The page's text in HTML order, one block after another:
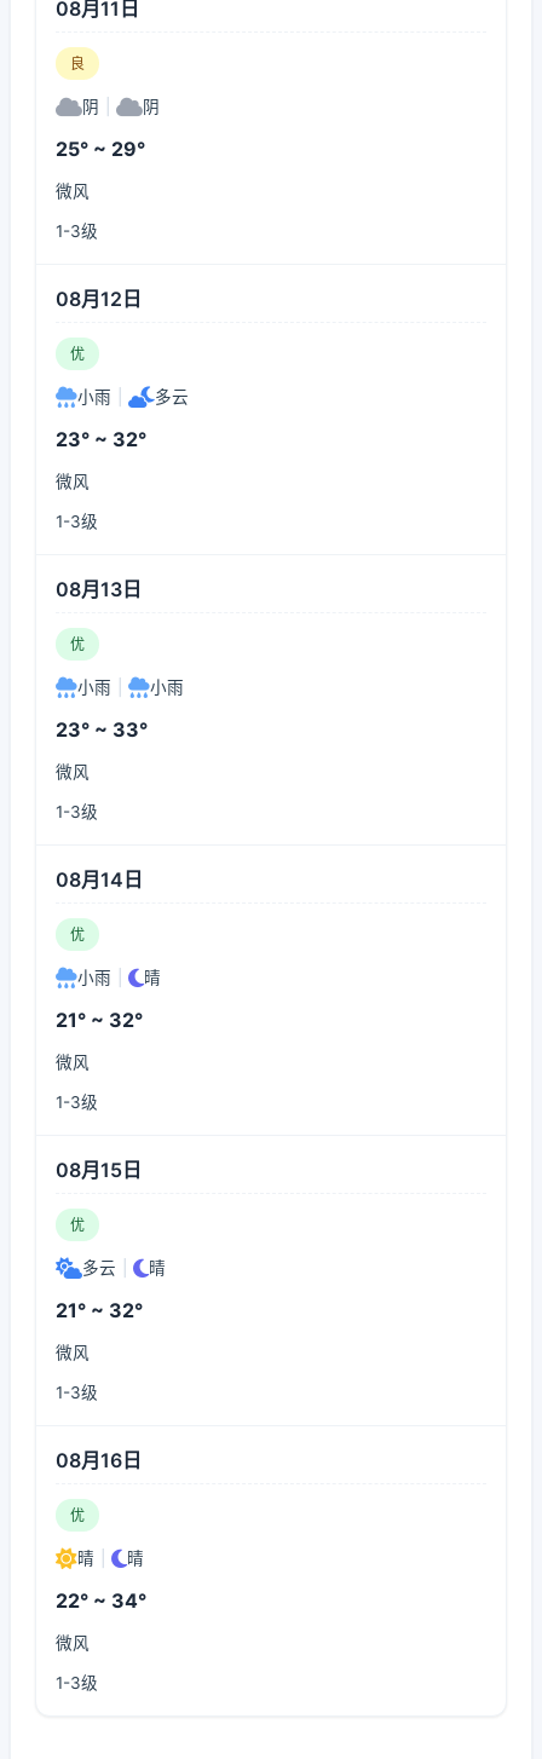
08月11日
良
阴 阴
25° ~ 29°
微风
1-3级
08月12日
优
小雨 多云
23° ~ 32°
微风
1-3级
08月13日
优
小雨 小雨
23° ~ 33°
微风
1-3级
08月14日
优
小雨 晴
21° ~ 32°
微风
1-3级
08月15日
优
多云 晴
21° ~ 32°
微风
1-3级
08月16日
优
晴 晴
22° ~ 34°
微风
1-3级